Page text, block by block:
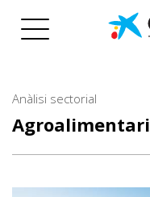
Anàlisi sectorial
Agroalimentari